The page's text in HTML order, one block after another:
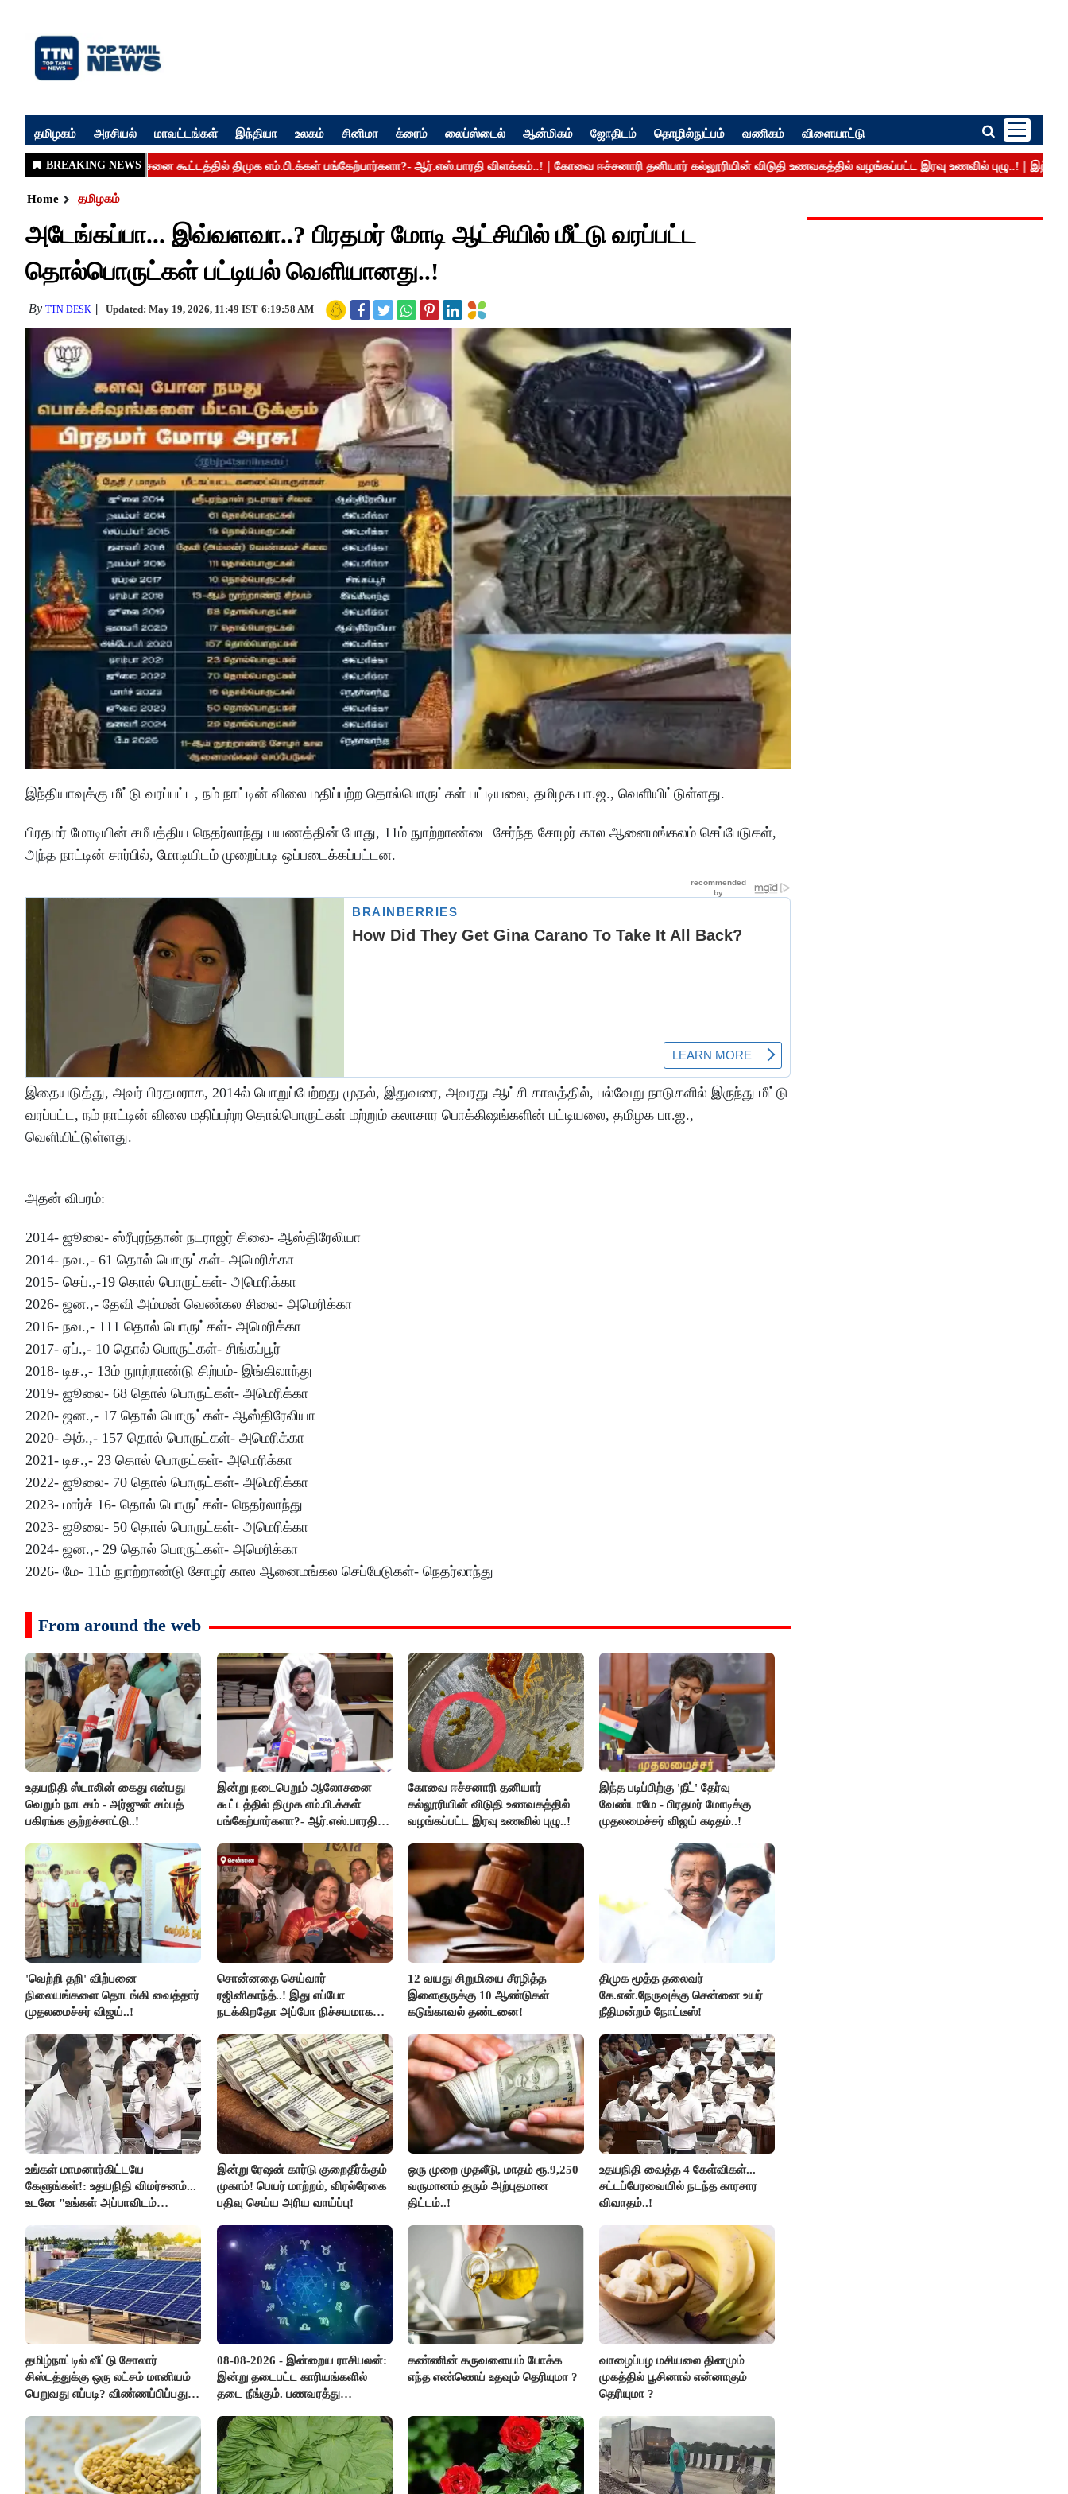
தமிழகம் அரசியல் மாவட்டங்கள் இந்தியா உலகம் சினிமா க்ரைம் லைப்ஸ்டைல் ஆன்மிகம் ஜோதிடம் தொழில்நுட்பம் வணிகம் விளையாட்டு
Home தமிழகம்
அடேங்கப்பா... இவ்வளவா..? பிரதமர் மோடி ஆட்சியில் மீட்டு வரப்பட்ட
தொல்பொருட்கள் பட்டியல் வெளியானது..!
By TTN DESK Updated: May 19, 2026, 11:49 IST 6:19:58 AM
இந்தியாவுக்கு மீட்டு வரப்பட்ட, நம் நாட்டின் விலை மதிப்பற்ற தொல்பொருட்கள் பட்டியலை, தமிழக பா.ஜ., வெளியிட்டுள்ளது.
பிரதமர் மோடியின் சமீபத்திய நெதர்லாந்து பயணத்தின் போது, 11ம் நுாற்றாண்டை சேர்ந்த சோழர் கால ஆனைமங்கலம் செப்பேடுகள்,
அந்த நாட்டின் சார்பில், மோடியிடம் முறைப்படி ஒப்படைக்கப்பட்டன.
இதையடுத்து, அவர் பிரதமராக, 2014ல் பொறுப்பேற்றது முதல், இதுவரை, அவரது ஆட்சி காலத்தில், பல்வேறு நாடுகளில் இருந்து மீட்டு
வரப்பட்ட, நம் நாட்டின் விலை மதிப்பற்ற தொல்பொருட்கள் மற்றும் கலாசார பொக்கிஷங்களின் பட்டியலை, தமிழக பா.ஜ.,
வெளியிட்டுள்ளது.
அதன் விபரம்:
2014- ஜூலை- ஸ்ரீபுரந்தான் நடராஜர் சிலை- ஆஸ்திரேலியா
2014- நவ.,- 61 தொல் பொருட்கள்- அமெரிக்கா
2015- செப்.,-19 தொல் பொருட்கள்- அமெரிக்கா
2026- ஜன.,- தேவி அம்மன் வெண்கல சிலை- அமெரிக்கா
2016- நவ.,- 111 தொல் பொருட்கள்- அமெரிக்கா
2017- ஏப்.,- 10 தொல் பொருட்கள்- சிங்கப்பூர்
2018- டிச.,- 13ம் நுாற்றாண்டு சிற்பம்- இங்கிலாந்து
2019- ஜூலை- 68 தொல் பொருட்கள்- அமெரிக்கா
2020- ஜன.,- 17 தொல் பொருட்கள்- ஆஸ்திரேலியா
2020- அக்.,- 157 தொல் பொருட்கள்- அமெரிக்கா
2021- டிச.,- 23 தொல் பொருட்கள்- அமெரிக்கா
2022- ஜூலை- 70 தொல் பொருட்கள்- அமெரிக்கா
2023- மார்ச் 16- தொல் பொருட்கள்- நெதர்லாந்து
2023- ஜூலை- 50 தொல் பொருட்கள்- அமெரிக்கா
2024- ஜன.,- 29 தொல் பொருட்கள்- அமெரிக்கா
2026- மே- 11ம் நுாற்றாண்டு சோழர் கால ஆனைமங்கல செப்பேடுகள்- நெதர்லாந்து
From around the web
உதயநிதி ஸ்டாலின் கைது என்பது
வெறும் நாடகம் - அர்ஜுன் சம்பத்
பகிரங்க குற்றச்சாட்டு..!
இன்று நடைபெறும் ஆலோசனை
கூட்டத்தில் திமுக எம்.பி.க்கள்
பங்கேற்பார்களா?- ஆர்.எஸ்.பாரதி
கோவை ஈச்சனாரி தனியார்
கல்லூரியின் விடுதி உணவகத்தில்
வழங்கப்பட்ட இரவு உணவில் புழு..!
இந்த படிப்பிற்கு 'நீட்' தேர்வு
வேண்டாமே - பிரதமர் மோடிக்கு
முதலமைச்சர் விஜய் கடிதம்..!
'வெற்றி தறி' விற்பனை
நிலையங்களை தொடங்கி வைத்தார்
முதலமைச்சர் விஜய்..!
சொன்னதை செய்வார்
ரஜினிகாந்த்..! இது எப்போ
நடக்கிறதோ அப்போ நிச்சயமாக
ரஜினிகாந்த்..!
12 வயது சிறுமியை சீரழித்த
இளைஞருக்கு 10 ஆண்டுகள்
கடுங்காவல் தண்டனை!
திமுக மூத்த தலைவர்
கே.என்.நேருவுக்கு சென்னை உயர்
நீதிமன்றம் நோட்டீஸ்!
உங்கள் மாமனார்கிட்டயே
கேளுங்கள்!: உதயநிதி விமர்சனம்...
உடனே "உங்கள் அப்பாவிடம்
பதிலடி!
இன்று ரேஷன் கார்டு குறைதீர்க்கும்
முகாம்! பெயர் மாற்றம், விரல்ரேகை
பதிவு செய்ய அரிய வாய்ப்பு!
ஒரு முறை முதலீடு, மாதம் ரூ.9,250
வருமானம் தரும் அற்புதமான
திட்டம்..!
உதயநிதி வைத்த 4 கேள்விகள்...
சட்டப்பேரவையில் நடந்த காரசார
விவாதம்..!
தமிழ்நாட்டில் வீட்டு சோலார்
சிஸ்டத்துக்கு ஒரு லட்சம் மானியம்
பெறுவது எப்படி? விண்ணப்பிப்பது
08-08-2026 - இன்றைய ராசிபலன்:
இன்று தடைபட்ட காரியங்களில்
தடை நீங்கும். பணவரத்து
எண்ணம் அதிகரிக்கும்..!
கண்ணின் கருவளையம் போக்க
எந்த எண்ணெய் உதவும் தெரியுமா ?
வாழைப்பழ மசியலை தினமும்
முகத்தில் பூசினால் என்னாகும்
தெரியுமா ?